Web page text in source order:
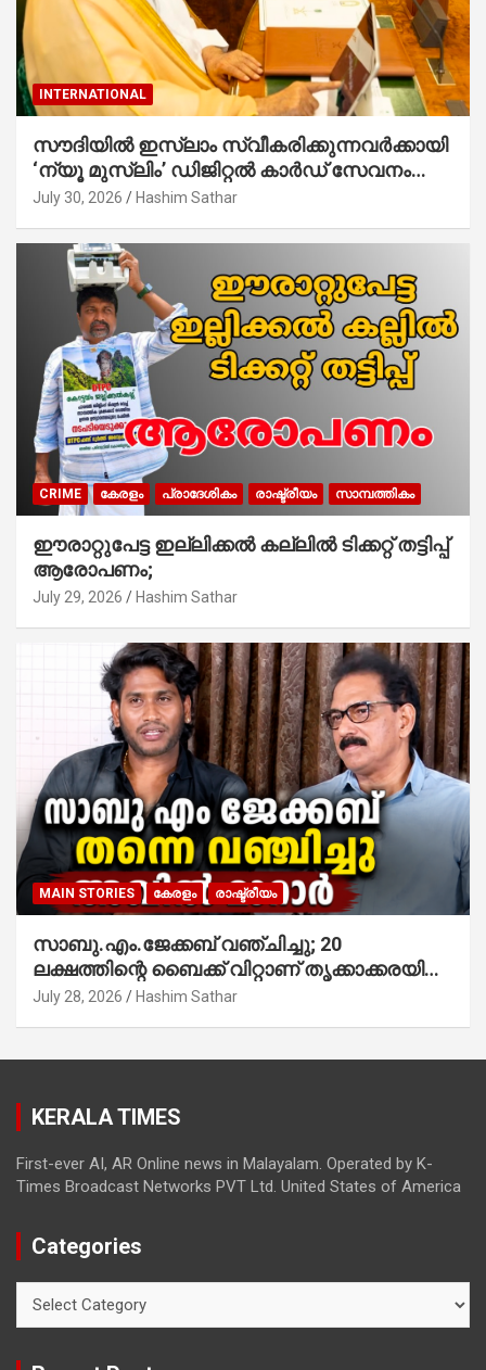
INTERNATIONAL
സൗദിയില്‍ ഇസ്‌ലാം സ്വീകരിക്കുന്നവര്‍ക്കായി
‘ന്യൂ മുസ്ലിം’ ഡിജിറ്റല്‍ കാര്‍ഡ് സേവനം
ആരംഭിച്ചു
July 30, 2026 Hashim Sathar
CRIME കേരളം പ്രാദേശികം രാഷ്ട്രീയം സാമ്പത്തികം
ഈരാറ്റുപേട്ട ഇല്ലിക്കൽ കല്ലിൽ ടിക്കറ്റ് തട്ടിപ്പ്
ആരോപണം;
July 29, 2026 Hashim Sathar
MAIN STORIES കേരളം രാഷ്ട്രീയം
സാബു.എം.ജേക്കബ് വഞ്ചിച്ചു; 20
ലക്ഷത്തിന്റെ ബൈക്ക് വിറ്റാണ് തൃക്കാക്കരയില്‍
മത്സരിച്ചത്! പ്രചാരണത്തിന് രണ്ടേ രണ്ടുപേര്‍
അഖില്‍ മാരാര്‍ ട്വന്റി 20 വിട്ടു
July 28, 2026 Hashim Sathar
KERALA TIMES
First-ever AI, AR Online news in Malayalam. Operated by K-
Times Broadcast Networks PVT Ltd. United States of America
Categories